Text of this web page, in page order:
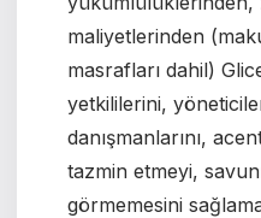
maliyetlerinden
masrafları dahil)
yetkililerini,
danışmanlarını,
tazmin etmeyi,
görmemesini